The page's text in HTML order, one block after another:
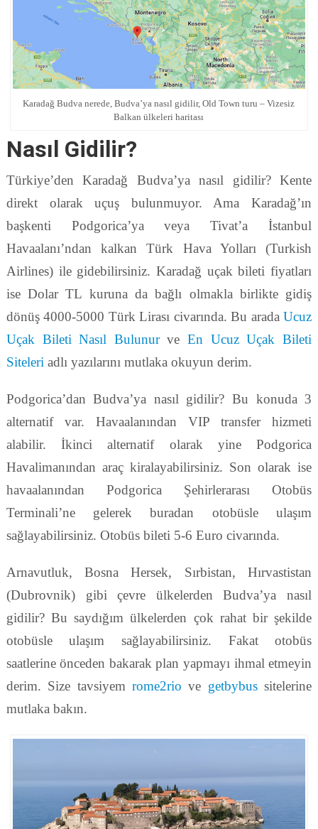
Karadağ Budva nerede, Budva’ya nasıl gidilir, Old Town turu – Vizesiz
Balkan ülkeleri haritası
Nasıl Gidilir?
Türkiye’den Karadağ Budva’ya nasıl gidilir? Kente
direkt olarak uçuş bulunmuyor. Ama Karadağ’ın
başkenti Podgorica’ya veya Tivat’a İstanbul
Havaalanı’ndan kalkan Türk Hava Yolları (Turkish
Airlines) ile gidebilirsiniz. Karadağ uçak bileti fiyatları
ise Dolar TL kuruna da bağlı olmakla birlikte gidiş
dönüş 4000-5000 Türk Lirası civarında. Bu aradaUcuz
Uçak Bileti Nasıl BulunurveEn Ucuz Uçak Bileti
Siteleri adlı yazılarını mutlaka okuyun derim.
Podgorica’dan Budva’ya nasıl gidilir? Bu konuda 3
alternatif var. Havaalanından VIP transfer hizmeti
alabilir. İkinci alternatif olarak yine Podgorica
Havalimanından araç kiralayabilirsiniz. Son olarak ise
havaalanından Podgorica Şehirlerarası Otobüs
Terminali’ne gelerek buradan otobüsle ulaşım
sağlayabilirsiniz. Otobüs bileti 5-6 Euro civarında.
Arnavutluk, Bosna Hersek, Sırbistan, Hırvastistan
(Dubrovnik) gibi çevre ülkelerden Budva’ya nasıl
gidilir? Bu saydığım ülkelerden çok rahat bir şekilde
otobüsle ulaşım sağlayabilirsiniz. Fakat otobüs
saatlerine önceden bakarak plan yapmayı ihmal etmeyin
derim. Size tavsiyem rome2rio ve getbybussitelerine
mutlaka bakın.